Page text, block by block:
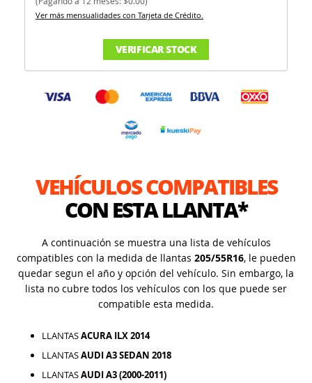
Ver más mensualidades con Tarjeta de Crédito.
VERIFICAR STOCK
VEHÍCULOS COMPATIBLES
CON ESTA LLANTA*
A continuación se muestra una lista de vehículos
compatibles con la medida de llantas 205/55R16, le pueden
quedar segun el año y opción del vehículo. Sin embargo, la
lista no cubre todos los vehículos con los que puede ser
compatible esta medida.
LLANTASACURA ILX 2014
LLANTASAUDI A3 SEDAN 2018
LLANTASAUDI A3 (2000-2011)